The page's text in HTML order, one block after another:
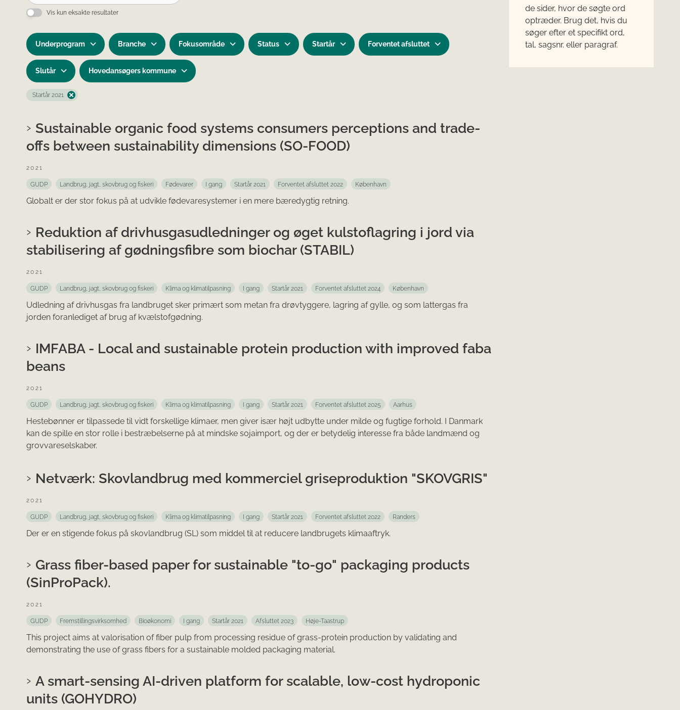
Vis kun eksakte resultater
Underprogram Branche Fokusområde Status Startår Forventet afsluttet
Slutår Hovedansøgers kommune
Startår 2021
Sustainable organic food systems consumers perceptions and trade-
offs between sustainability dimensions (SO-FOOD)
2021
GUDP Landbrug, jagt, skovbrug og fiskeri Fødevarer I gang Startår 2021 Forventet afsluttet 2022 København
Globalt er der stor fokus på at udvikle fødevaresystemer i en mere bæredygtig retning.
Reduktion af drivhusgasudledninger og øget kulstoflagring i jord via
stabilisering af gødningsfibre som biochar (STABIL)
2021
GUDP Landbrug, jagt, skovbrug og fiskeri Klima og klimatilpasning I gang Startår 2021 Forventet afsluttet 2024 København
Udledning af drivhusgas fra landbruget sker primært som metan fra drøvtyggere, lagring af gylle, og som lattergas fra
jorden foranlediget af brug af kvælstofgødning.
IMFABA - Local and sustainable protein production with improved faba
beans
2021
GUDP Landbrug, jagt, skovbrug og fiskeri Klima og klimatilpasning I gang Startår 2021 Forventet afsluttet 2025 Aarhus
Hestebønner er tilpassede til vidt forskellige klimaer, men giver især højt udbytte under milde og fugtige forhold. I Danmark
kan de spille en stor rolle i bestræbelserne på at mindske sojaimport, og der er betydelig interesse fra både landmænd og
grovvareselskaber.
Netværk: Skovlandbrug med kommerciel griseproduktion "SKOVGRIS"
2021
GUDP Landbrug, jagt, skovbrug og fiskeri Klima og klimatilpasning I gang Startår 2021 Forventet afsluttet 2022 Randers
Der er en stigende fokus på skovlandbrug (SL) som middel til at reducere landbrugets klimaaftryk.
Grass fiber-based paper for sustainable "to-go" packaging products
(SinProPack).
2021
GUDP Fremstillingsvirksomhed Bioøkonomi I gang Startår 2021 Afsluttet 2023 Høje-Taastrup
This project aims at valorisation of fiber pulp from processing residue of grass-protein production by validating and
demonstrating the use of grass fibers for a sustainable molded packaging material.
A smart-sensing AI-driven platform for scalable, low-cost hydroponic
units (GOHYDRO)
de sider, hvor de søgte ord
optræder. Brug det, hvis du
søger efter et specifikt ord,
tal, sagsnr. eller paragraf.